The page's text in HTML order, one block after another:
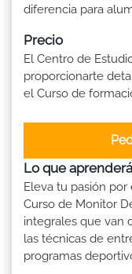
diferencia para
Precio
El Centro de
proporcionarte
el Curso de
Lo que
Eleva tu pasión
Curso de Monitor
integrales que van
las técnicas de
programas